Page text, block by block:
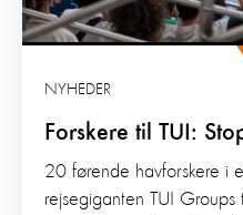
Forskere til TUI:
NYHEDER
20 førende havforskere i
rejsegiganten TUI